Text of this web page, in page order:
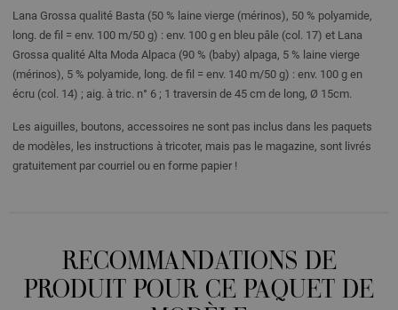
Lana Grossa qualité Basta (50 % laine vierge (mérinos), 50 % polyamide,
long. de fil = env. 100 m/50 g) : env. 100 g en bleu pâle (col. 17) et Lana
Grossa qualité Alta Moda Alpaca (90 % (baby) alpaga, 5 % laine vierge
(mérinos), 5 % polyamide, long. de fil = env. 140 m/50 g) : env. 100 g en
écru (col. 14) ; aig. à tric. n° 6 ; 1 traversin de 45 cm de long, Ø 15cm.
Les aiguilles, boutons, accessoires ne sont pas inclus dans les paquets
de modèles, les instructions à tricoter, mais pas le magazine, sont livrés
gratuitement par courriel ou en forme papier !
RECOMMANDATIONS DE
PRODUIT POUR CE PAQUET DE